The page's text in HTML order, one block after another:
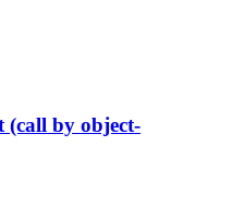
(call by object-